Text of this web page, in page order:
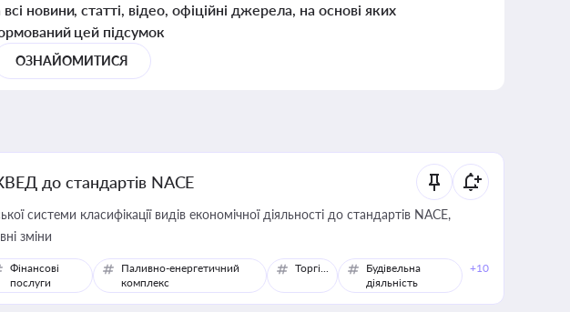
новини, статті, відео, офіційні джерела, на основі яких
цей підсумок
ОЗНАЙОМИТИСЯ
до стандартів NACE
системи класифікації видів економічної діяльності до стандартів NACE,
зміни
Фінансові
послуги
Паливно-енергетичний
комплекс
Торгівля
Будівельна
діяльність
+10